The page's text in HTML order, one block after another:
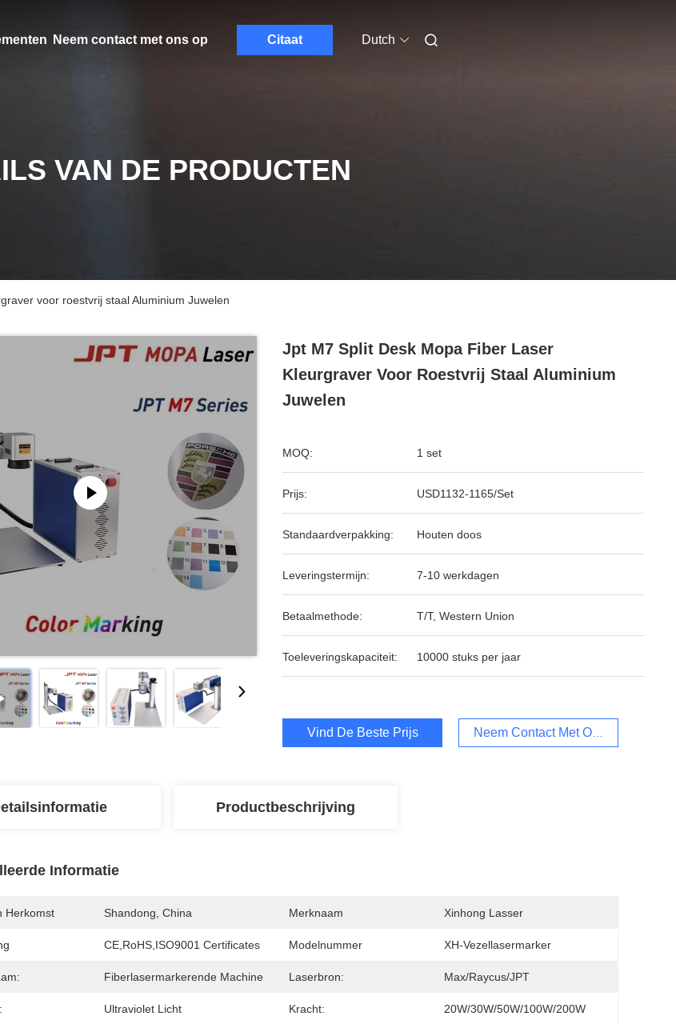
Neem contact met ons op Citaat Dutch
VAN DE PRODUCTEN
voor roestvrij staal Aluminium Juwelen
Jpt M7 Split Desk Mopa Fiber Laser
Kleurgraver Voor Roestvrij Staal Aluminium
Juwelen
MOQ: 1 set
Prijs: USD1132-1165/Set
Standaardverpakking: Houten doos
Leveringstermijn: 7-10 werkdagen
Betaalmethode: T/T, Western Union
Toeleveringskapaciteit: 10000 stuks per jaar
Vind De Beste Prijs Neem Contact Met Ons Op
Productbeschrijving
Informatie
Herkomst Shandong, China Merknaam Xinhong Lasser
CE,RoHS,ISO9001 Certificates Modelnummer XH-Vezellasermarker
Fiberlasermarkerende Machine Laserbron: Max/Raycus/JPT
Ultraviolet Licht Kracht: 20W/30W/50W/100W/200W